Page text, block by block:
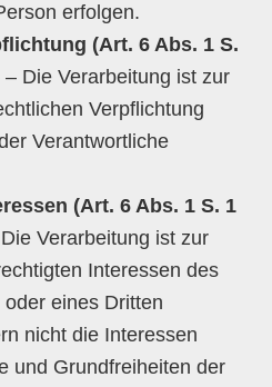
erfolgen.
(Art. 6 Abs. 1 S.
– Die Verarbeitung ist zur
Verpflichtung
Verantwortliche
(Art. 6 Abs. 1 S. 1
Verarbeitung ist zur
Interessen des
eines Dritten
nicht die Interessen
und Grundfreiheiten der